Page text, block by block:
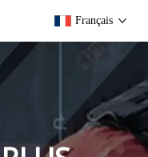
Français